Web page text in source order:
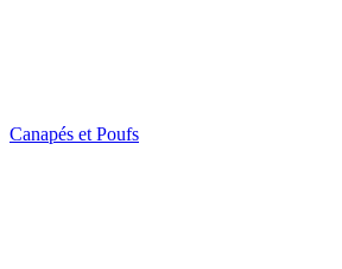
Canapés et Poufs